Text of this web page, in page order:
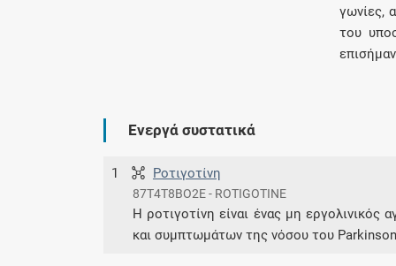
γωνίες,
του
Ενεργά συστατικά
1 Ροτιγοτίνη
87T4T8BO2E - ROTIGOTINE
Η ροτιγοτίνη είναι ένας μη
και συμπτωμάτων της νόσου του